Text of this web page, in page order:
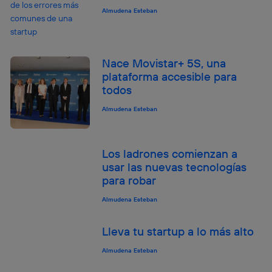
Almudena Esteban
Nace Movistar+ 5S, una
plataforma accesible para
todos
Almudena Esteban
Los ladrones comienzan a
usar las nuevas tecnologías
para robar
Almudena Esteban
Lleva tu startup a lo más alto
Almudena Esteban
actividades de navegación de los miembros del hogar
que hayan dado su consentimiento.
Si utilizas
navegación del usuario del móvil.
Puedes gestionar los consentimientos Utiq seleccionando
“Administrar Utiq” en la parte inferior de esta página web o
visitando el portal de privacidad de Utiq
(“consenthub”). Para más información, consulta
la política de privacidad de Utiq